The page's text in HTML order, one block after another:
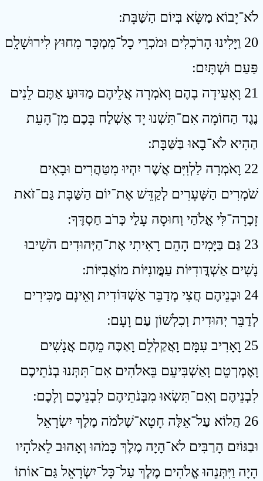
לֹא־יָבוֹא מַשָּׂא בְּיוֹם הַשַּׁבָּת ׃
20 וַיָּלִינוּ הָרֹכְלִים וּמֹכְרֵי כָל־מִמְכָּר מִחוּץ לִירוּשָׁלִָם
פַּעַם וּשְׁתָּיִם ׃
21 וָאָעִידָה בָהֶם וָאֹמְרָה אֲלֵיהֶם מַדּוּעַ אַתֶּם לֵנִים
נֶגֶד הַחוֹמָה אִם־תִּשְׁנוּ יָד אֶשְׁלַח בָּכֶם מִן־הָעֵת
הַהִיא לֹא־בָאוּ בַּשַּׁבָּת ׃
22 וָאֹמְרָה לַלְוִיִּם אֲשֶׁר יִהְיוּ מִטַּהֲרִים וּבָאִים
שֹׁמְרִים הַשְּׁעָרִים לְקַדֵּשׁ אֶת־יוֹם הַשַּׁבָּת גַּם־זֹאת
זָכְרָה־לִּי אֱלֹהַי וְחוּסָה עָלַי כְּרֹב חַסְדֶּךָ ׃
23 גַּם בַּיָּמִים הָהֵם רָאִיתִי אֶת־הַיְּהוּדִים הֹשִׁיבוּ
נָשִׁים אַשְׁדֳּודִיּוֹת עַמֳּונִיּוֹת מוֹאֲבִיּוֹת ׃
24 וּבְנֵיהֶם חֲצִי מְדַבֵּר אַשְׁדּוֹדִית וְאֵינָם מַכִּירִים
לְדַבֵּר יְהוּדִית וְכִלְשׁוֹן עַם וָעָם ׃
25 וָאָרִיב עִמָּם וָאֲקַלְלֵם וָאַכֶּה מֵהֶם אֲנָשִׁים
וָאֶמְרְטֵם וָאַשְׁבִּיעֵם בֵּאלֹהִים אִם־תִּתְּנוּ בְנֹתֵיכֶם
לִבְנֵיהֶם וְאִם־תִּשְׂאוּ מִבְּנֹתֵיהֶם לִבְנֵיכֶם וְלָכֶם ׃
26 הֲלוֹא עַל־אֵלֶּה חָטָא־שְׁלֹמֹה מֶלֶךְ יִשְׂרָאֵל
וּבַגּוֹיִם הָרַבִּים לֹא־הָיָה מֶלֶךְ כָּמֹהוּ וְאָהוּב לֵאלֹהָיו
הָיָה וַיִּתְּנֵהוּ אֱלֹהִים מֶלֶךְ עַל־כָּל־יִשְׂרָאֵל גַּם־אוֹתוֹ